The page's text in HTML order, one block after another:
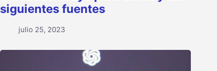
siguientes fuentes
julio 25, 2023